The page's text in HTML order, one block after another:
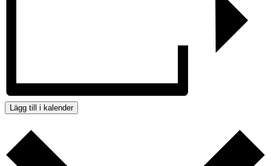
Lägg till i kalender